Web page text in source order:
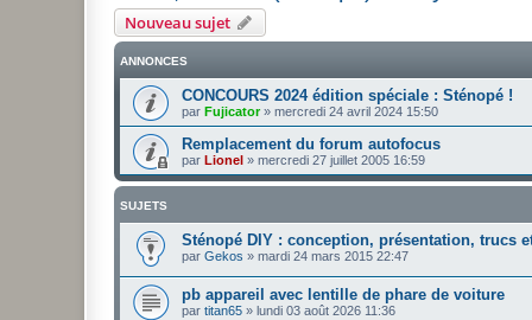
Nouveau sujet
ANNONCES
CONCOURS 2024 édition spéciale : Sténopé !
par Fujicator» mercredi 24 avril 2024 15:50
Remplacement du forum autofocus
par Lionel » mercredi 27 juillet 2005 16:59
SUJETS
Sténopé DIY : conception, présentation, trucs
par Gekos » mardi 24 mars 2015 22:47
pb appareil avec lentille de phare de voiture
par titan65 » lundi 03 août 2026 11:36